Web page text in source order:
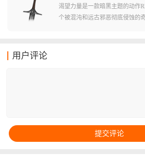
力提升很多!游戏还支持多人联机
种模式，让您能够和好友一起切
渴望力量是一款暗黑主题的动作
个被混沌和远古邪恶彻底侵蚀的
用户评论